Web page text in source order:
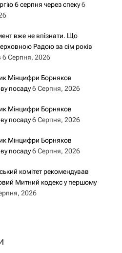
6 серпня через спеку 6
вже не впізнати. Що
Радою за сім років
6 Серпня, 2026
Мінцифри Борняков
посаду 6 Серпня, 2026
Мінцифри Борняков
посаду 6 Серпня, 2026
Мінцифри Борняков
посаду 6 Серпня, 2026
комітет рекомендував
Митний кодекс у першому
2026